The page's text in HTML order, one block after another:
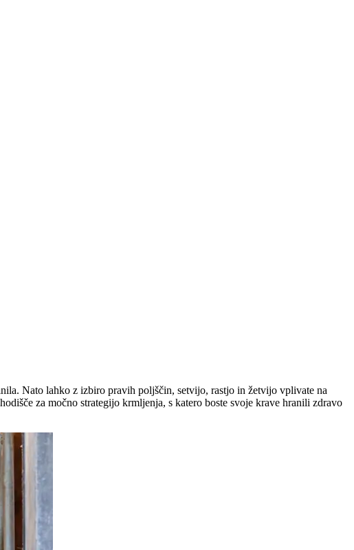
Nato lahko z izbiro pravih poljščin, setvijo, rastjo in žetvijo vplivate na
za močno strategijo krmljenja, s katero boste svoje krave hranili zdravo